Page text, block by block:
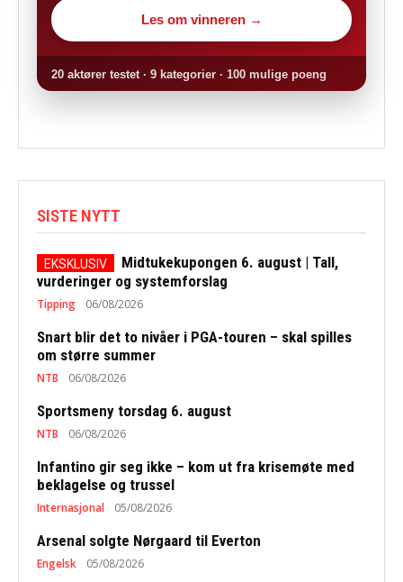
Les om vinneren →
20 aktører testet · 9 kategorier · 100 mulige poeng
SISTE NYTT
Midtukekupongen 6. august | Tall,
vurderinger og systemforslag
Tipping 06/08/2026
Snart blir det to nivåer i PGA-touren – skal spilles
om større summer
NTB 06/08/2026
Sportsmeny torsdag 6. august
NTB 06/08/2026
Infantino gir seg ikke – kom ut fra krisemøte med
beklagelse og trussel
Internasjonal 05/08/2026
Arsenal solgte Nørgaard til Everton
Engelsk 05/08/2026